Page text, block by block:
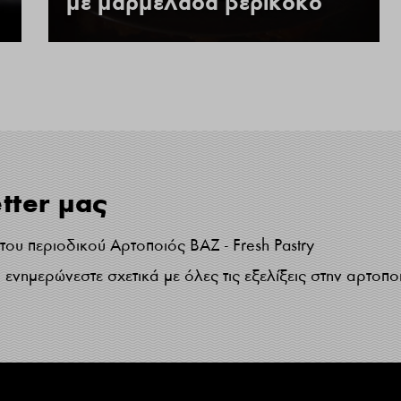
μας
περιοδικού Αρτοποιός ΒΑΖ - Fresh Pastry
σχετικά με όλες τις εξελίξεις στην